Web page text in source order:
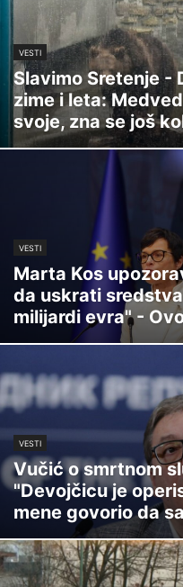
VESTI
Slavimo Sretenje -
zime i leta:
svoje, zna se još
VESTI
Marta Kos
da uskrati
milijardi evra" -
VESTI
Vučić o smrtnom
"Devojčicu je
mene govorio da